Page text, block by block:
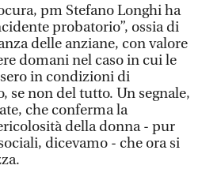
pm Stefano Longhi ha
probatorio”, ossia di
delle anziane, con valore
domani nel caso in cui le
in condizioni di
se non del tutto. Un segnale,
che conferma la
della donna - pur
dicevamo - che ora si